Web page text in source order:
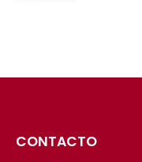
CONTACTO